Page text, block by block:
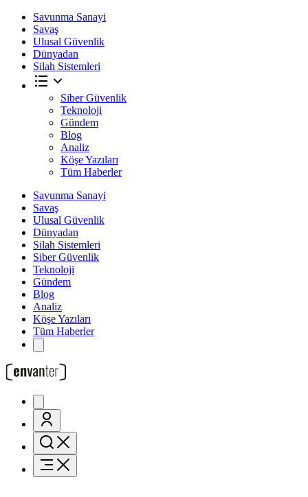
Savunma Sanayi
Savaş
Ulusal Güvenlik
Dünyadan
Silah Sistemleri
Siber Güvenlik
Teknoloji
Gündem
Blog
Analiz
Köşe Yazıları
Tüm Haberler
Savunma Sanayi
Savaş
Ulusal Güvenlik
Dünyadan
Silah Sistemleri
Siber Güvenlik
Teknoloji
Gündem
Blog
Analiz
Köşe Yazıları
Tüm Haberler